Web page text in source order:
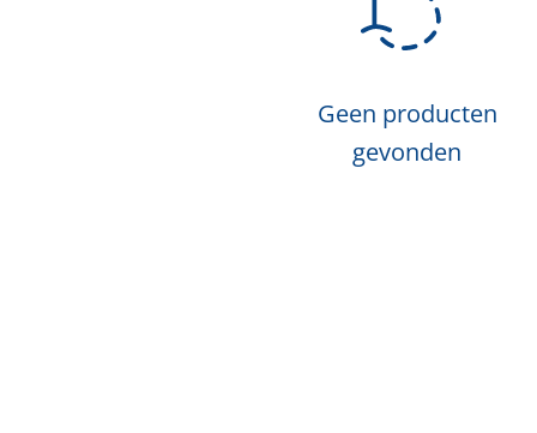
Geen producten
gevonden